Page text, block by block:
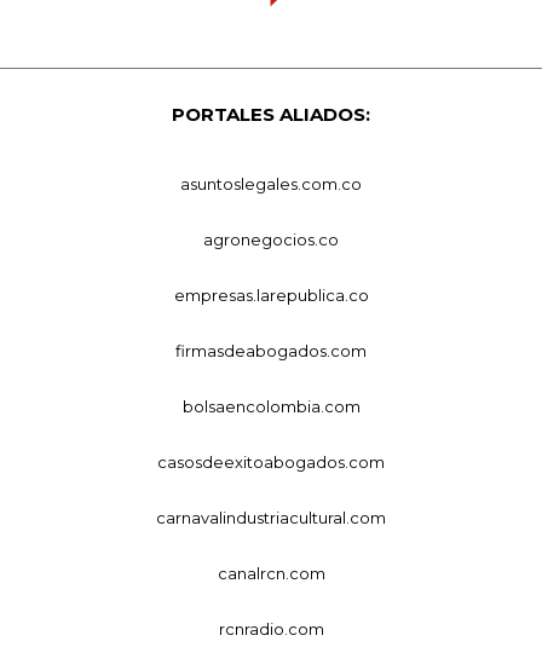
PORTALES ALIADOS:
asuntoslegales.com.co
agronegocios.co
empresas.larepublica.co
firmasdeabogados.com
bolsaencolombia.com
casosdeexitoabogados.com
carnavalindustriacultural.com
canalrcn.com
rcnradio.com